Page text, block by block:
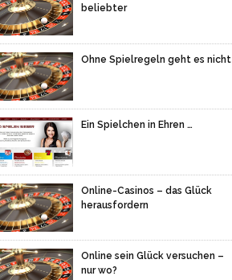
beliebter
Ohne Spielregeln geht es nicht
Ein Spielchen in Ehren …
Online-Casinos – das Glück
herausfordern
Online sein Glück versuchen –
nur wo?